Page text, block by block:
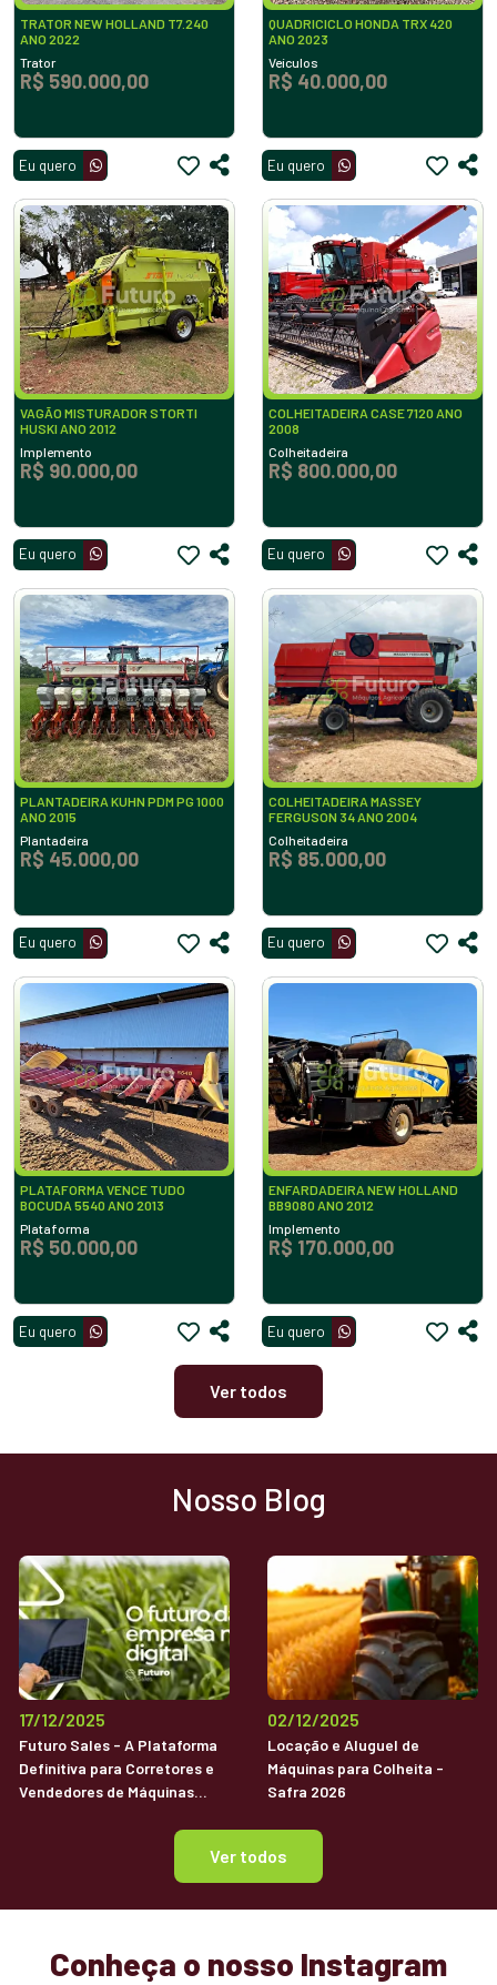
TRATOR NEW HOLLAND T7.240
ANO 2022
Trator
R$ 590.000,00
Eu quero
QUADRICICLO HONDA TRX 420
ANO 2023
Veículos
R$ 40.000,00
Eu quero
VAGÃO MISTURADOR STORTI
HUSKI ANO 2012
Implemento
R$ 90.000,00
Eu quero
COLHEITADEIRA CASE 7120 ANO
2008
Colheitadeira
R$ 800.000,00
Eu quero
PLANTADEIRA KUHN PDM PG 1000
ANO 2015
Plantadeira
R$ 45.000,00
Eu quero
COLHEITADEIRA MASSEY
FERGUSON 34 ANO 2004
Colheitadeira
R$ 85.000,00
Eu quero
PLATAFORMA VENCE TUDO
BOCUDA 5540 ANO 2013
Plataforma
R$ 50.000,00
Eu quero
ENFARDADEIRA NEW HOLLAND
BB9080 ANO 2012
Implemento
R$ 170.000,00
Eu quero
Ver todos
Nosso Blog
17/12/2025
Futuro Sales - A Plataforma
Definitiva para Corretores e
Vendedores de Máquinas
02/12/2025
Locação e Aluguel de
Máquinas para Colheita -
Safra 2026
Ver todos
Conheça o nosso Instagram